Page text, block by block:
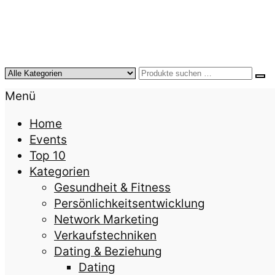
KursTipps.de
Weil Weiterbildung die beste Investition für mehr
Menü
Home
Events
Top 10
Kategorien
Gesundheit & Fitness
Persönlichkeitsentwicklung
Network Marketing
Verkaufstechniken
Dating & Beziehung
Dating